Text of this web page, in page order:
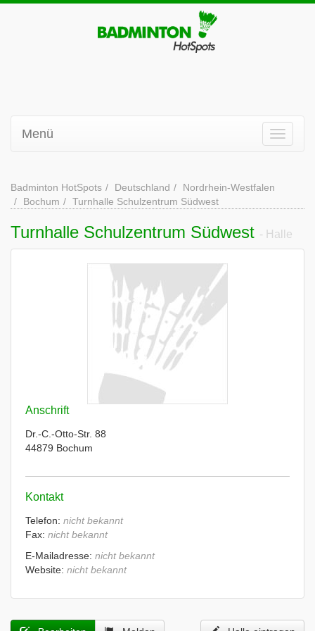
Menü
Badminton HotSpots Deutschland
Nordrhein-Westfalen
Bochum
Turnhalle Schulzentrum Südwest
Turnhalle Schulzentrum Südwest - Halle
Anschrift
Dr.-C.-Otto-Str. 88
44879 Bochum
Kontakt
Telefon: nicht bekannt
Fax: nicht bekannt
E-Mailadresse: nicht bekannt
Website: nicht bekannt